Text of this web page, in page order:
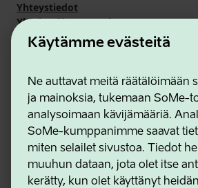
Käytämme evästeitä
Ne auttavat meitä räätälöimään
ja mainoksia, tukemaan SoMe-
analysoimaan kävijämääriä.
SoMe-kumppanimme saavat
miten selailet sivustoa. Tiedot
muuhun dataan, jota olet itse
kerätty, kun olet käyttänyt
Yhteystiedot
Yhteistyökumppanit
Käyttöehdot
Eväste- ja tietosuojakäytäntö